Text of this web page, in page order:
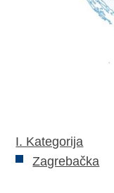
I. Kategorija
Zagrebačka